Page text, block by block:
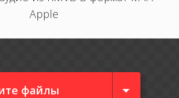
Apple
файлы